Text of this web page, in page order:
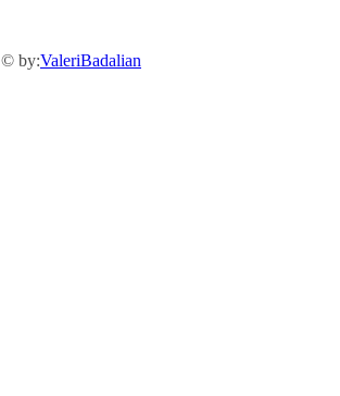
© by:ValeriBadalian